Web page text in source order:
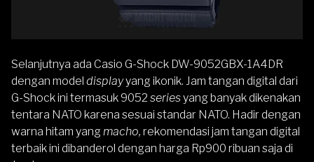
Selanjutnya ada Casio G-Shock DW-9052GBX-1A4DR
dengan model displayyang ikonik. Jam tangan digital dari
G-Shock ini termasuk 9052 seriesyang banyak dikenakan
tentara NATO karena sesuai standar NATO. Hadir dengan
warna hitam yang macho, rekomendasi jam tangan digital
terbaik ini dibanderol dengan harga Rp900 ribuan saja di